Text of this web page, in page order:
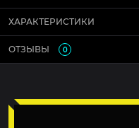
ХАРАКТЕРИСТИКИ
ОТЗЫВЫ 0